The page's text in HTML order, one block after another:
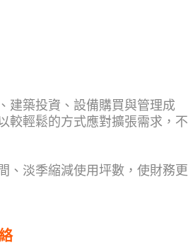
建築投資、設備購買與管理成
較輕鬆的方式應對擴張需求，不
、淡季縮減使用坪數，使財務更